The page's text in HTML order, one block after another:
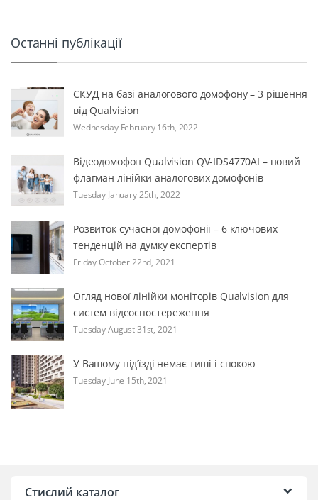
Останні публікації
СКУД на базі аналогового домофону – 3 рішення
від Qualvision
Wednesday February 16th, 2022
Відеодомофон Qualvision QV-IDS4770AI – новий
флагман лінійки аналогових домофонів
Tuesday January 25th, 2022
Розвиток сучасної домофонії – 6 ключових
тенденцій на думку експертів
Friday October 22nd, 2021
Огляд нової лінійки моніторів Qualvision для
систем відеоспостереження
Tuesday August 31st, 2021
У Вашому під’їзді немає тиші і спокою
Tuesday June 15th, 2021
Стислий каталог